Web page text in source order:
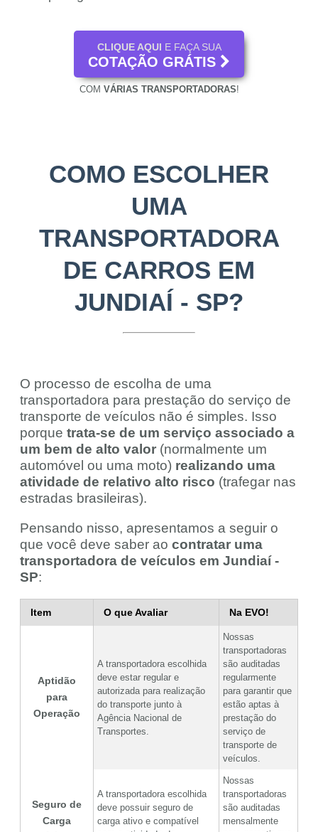
CLIQUE AQUI E FAÇA SUA
COTAÇÃO GRÁTIS
COM VÁRIAS TRANSPORTADORAS!
COMO ESCOLHER
UMA
TRANSPORTADORA
DE CARROS EM
JUNDIAÍ - SP?
O processo de escolha de uma
transportadora para prestação do serviço de
transporte de veículos não é simples. Isso
porque trata-se de um serviço associado a
um bem de alto valor (normalmente um
automóvel ou uma moto) realizando uma
atividade de relativo alto risco (trafegar nas
estradas brasileiras).
Pensando nisso, apresentamos a seguir o
que você deve saber ao contratar uma
transportadora de veículos em Jundiaí -
SP:
Item O que Avaliar Na EVO!
Aptidão
para
Operação
A transportadora escolhida
deve estar regular e
autorizada para realização
do transporte junto à
Agência Nacional de
Transportes.
Nossas
transportadoras
são auditadas
regularmente
para garantir que
estão aptas à
prestação do
serviço de
transporte de
veículos.
Seguro de
Carga
A transportadora escolhida
deve possuir seguro de
carga ativo e compatível
Nossas
transportadoras
são auditadas
mensalmente